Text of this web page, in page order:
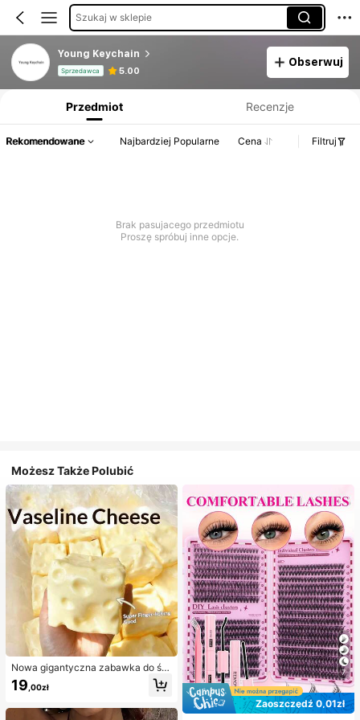
Szukaj w sklepie
Young Keychain
Sprzedawca 5.00
Obserwuj
Informacje o produkcie: Ujawnienie ceny, dane dotyczące sprzedaży i stanu magazynowego.
Przedmiot Recenzje
Rekomendowane Najbardziej Popularne Cena Filtruj
Brak pasujacego przedmiotu
Proszę spróbuj inne opcje.
Możesz Także Polubić
Nowa gigantyczna zabawka do ści
skania w kształcie sera z nadzienie
m, kwadratowa piłka serowa do ści
a, powolne odbijanie, obudowa z T
19 ,00zł
7
Zaoszczędź 0,01zł